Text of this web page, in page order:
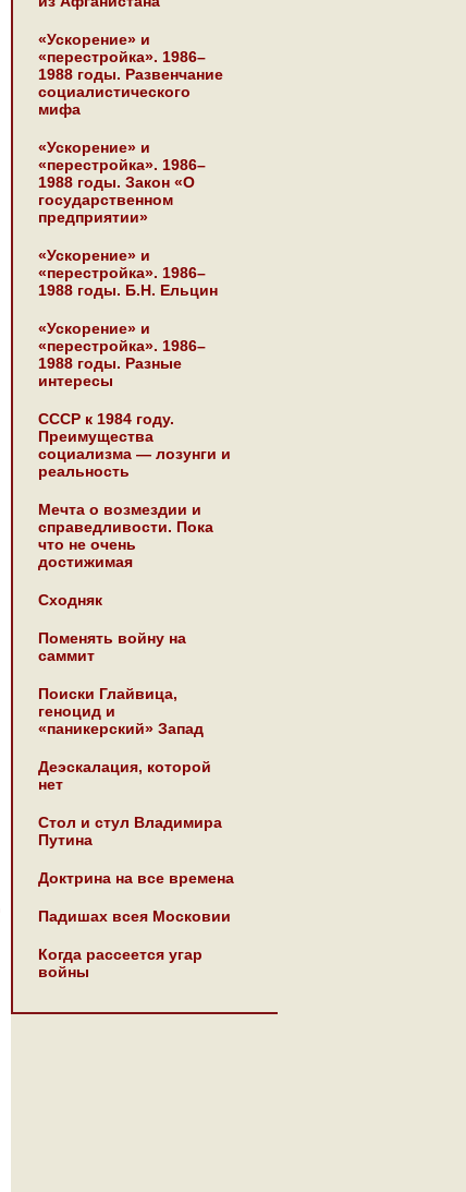
«Ускорение» и
«перестройка». 1986–
1988 годы. Развенчание
социалистического
мифа
«Ускорение» и
«перестройка». 1986–
1988 годы. Закон «О
государственном
предприятии»
«Ускорение» и
«перестройка». 1986–
1988 годы. Б.Н. Ельцин
«Ускорение» и
«перестройка». 1986–
1988 годы. Разные
интересы
СССР к 1984 году.
Преимущества
социализма — лозунги и
реальность
Мечта о возмездии и
справедливости. Пока
что не очень
достижимая
Сходняк
Поменять войну на
саммит
Поиски Глайвица,
геноцид и
«паникерский» Запад
Деэскалация, которой
нет
Стол и стул Владимира
Путина
Доктрина на все времена
Падишах всея Московии
Когда рассеется угар
войны